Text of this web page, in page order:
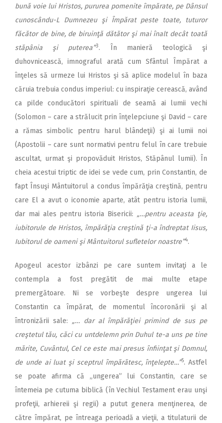
bună voie lui Hristos, pururea pomenite împărate, pe Dânsul
cunoscându-L Dumnezeu şi Împărat peste toate, tuturor
făcător de bine, de biruinţă dătător şi mai înalt decât toată
stăpânia şi puterea”3. În manieră teologică şi
duhovnicească, imnograful arată cum Sfântul Împărat a
înţeles să urmeze lui Hristos şi să aplice modelul în baza
căruia trebuia condus imperiul: cu inspiraţie cerească, având
ca pilde conducători spirituali de seamă ai lumii vechi
(Solomon – care a strălucit prin înţelepciune şi David – care
a rămas simbolic pentru harul blândeţii) şi ai lumii noi
(Apostolii – care sunt normativi pentru felul în care trebuie
ascultat, urmat şi propovăduit Hristos, Stăpânul lumii). În
cheia acestui triptic de idei se vede cum, prin Constantin, de
fapt Însuşi Mântuitorul a condus împărăţia creştină, pentru
care El a avut o iconomie aparte, atât pentru istoria lumii,
dar mai ales pentru istoria Bisericii: „…pentru aceasta ţie,
iubitorule de Hristos, împărăţia creştină ţi-a îndreptat Iisus,
Iubitorul de oameni şi Mântuitorul sufletelor noastre”4.
Apogeul acestor izbânzi pe care suntem invitaţi a le
contempla a fost pregătit de mai multe etape
premergătoare. Ni se vorbeşte despre ungerea lui
Constantin ca împărat, de momentul încoronării şi al
întronizării sale: „… dar al împărăţiei primind de sus pe
creştetul tău, căci cu untdelemn prin Duhul te-a uns pe tine
mărite, Cuvântul, Cel ce este mai presus înfiinţat şi Domnul,
de unde ai luat şi sceptrul împărătesc, înţelepte…”5. Astfel
se poate afirma că „ungerea” lui Constantin, care se
întemeia pe cutuma biblică (în Vechiul Testament erau unşi
profeţii, arhiereii şi regii) a putut genera menţinerea, de
către împărat, pe întreaga perioadă a vieţii, a titulaturii de